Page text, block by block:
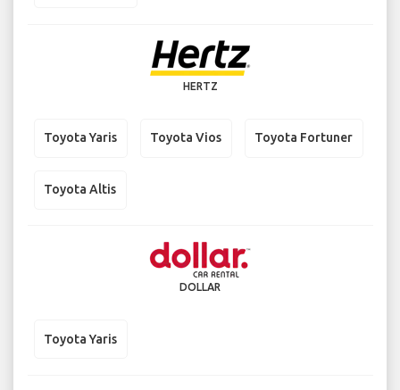
HERTZ
Toyota Yaris Toyota Vios Toyota Fortuner
Toyota Altis
DOLLAR
Toyota Yaris